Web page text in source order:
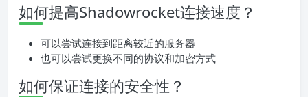
如何提高Shadowrocket连接速度？
可以尝试连接到距离较近的服务器
也可以尝试更换不同的协议和加密方式
如何保证连接的安全性？